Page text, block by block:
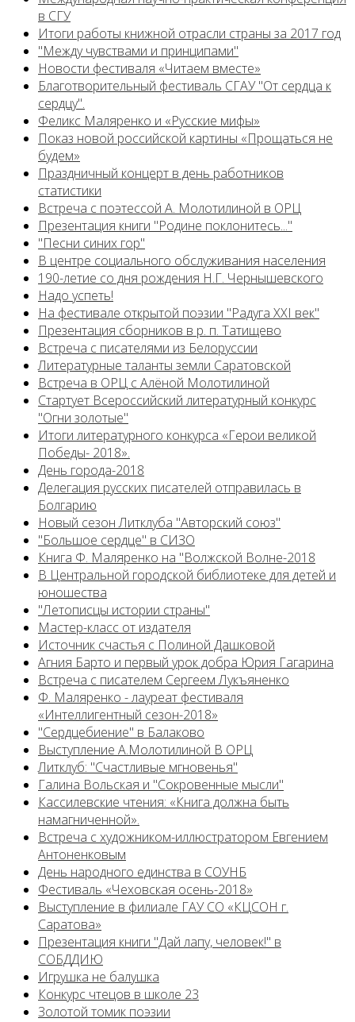
в СГУ
Итоги работы книжной отрасли страны за 2017 год
"Между чувствами и принципами"
Новости фестиваля «Читаем вместе»
Благотворительный фестиваль СГАУ "От сердца к
сердцу".
Феликс Маляренко и «Русские мифы»
Показ новой российской картины «Прощаться не
будем»
Праздничный концерт в день работников
статистики
Встреча с поэтессой А. Молотилиной в ОРЦ
Презентация книги "Родине поклонитесь..."
"Песни синих гор"
В центре социального обслуживания населения
190-летие со дня рождения Н.Г. Чернышевского
Надо успеть!
На фестивале открытой поэзии "Радуга XXI век"
Презентация сборников в р. п. Татищево
Встреча с писателями из Белоруссии
Литературные таланты земли Саратовской
Встреча в ОРЦ с Алёной Молотилиной
Cтартует Всероссийский литературный конкурс
"Огни золотые"
Итоги литературного конкурса «Герои великой
Победы- 2018».
День города-2018
Делегация русских писателей отправилась в
Болгарию
Новый сезон Литклуба "Авторский союз"
"Большое сердце" в СИЗО
Книга Ф. Маляренко на "Волжской Волне-2018
В Центральной городской библиотеке для детей и
юношества
"Летописцы истории страны"
Мастер-класс от издателя
Источник счастья с Полиной Дашковой
Агния Барто и первый урок добра Юрия Гагарина
Встреча с писателем Сергеем Лукъяненко
Ф. Маляренко - лауреат фестиваля
«Интеллигентный сезон-2018»
"Сердцебиение" в Балаково
Выступление А.Молотилиной В ОРЦ
Литклуб: "Счастливые мгновенья"
Галина Вольская и "Сокровенные мысли"
Кассилевские чтения: «Книга должна быть
намагниченной».
Встреча с художником-иллюстратором Евгением
Антоненковым
День народного единства в СОУНБ
Фестиваль «Чеховская осень-2018»
Выступление в филиале ГАУ СО «КЦСОН г.
Саратова»
Презентация книги "Дай лапу, человек!" в
СОБДДИЮ
Игрушка не балушка
Конкурс чтецов в школе 23
Золотой томик поэзии